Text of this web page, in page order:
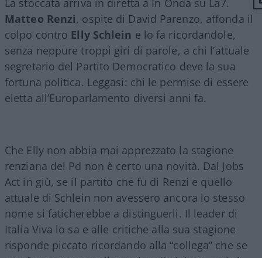
Matteo Renzi, ospite di David Parenzo, affonda il
colpo contro Elly Schlein e lo fa ricordandole,
senza neppure troppi giri di parole, a chi l’attuale
segretario del Partito Democratico deve la sua
fortuna politica. Leggasi: chi le permise di essere
eletta all’Europarlamento diversi anni fa.
Che Elly non abbia mai apprezzato la stagione
renziana del Pd non è certo una novità. Dal Jobs
Act in giù, se il partito che fu di Renzi e quello
attuale di Schlein non avessero ancora lo stesso
nome si faticherebbe a distinguerli. Il leader di
Italia Viva lo sa e alle critiche alla sua stagione
risponde piccato ricordando alla “collega” che se